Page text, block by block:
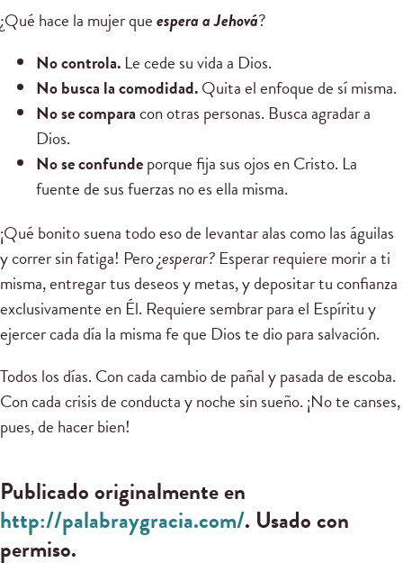
¿Qué hace la mujer queespera a Jehová?
No controla. Le cede su vida a Dios.
No busca la comodidad.Quita el enfoque de sí misma.
No se comparacon otras personas. Busca agradar a
Dios.
No se confundeporque fija sus ojos en Cristo. La
fuente de sus fuerzas no es ella misma.
¡Qué bonito suena todo eso de levantar alas como las águilas
y correr sin fatiga! Pero ¿esperar? Esperar requiere morir a ti
misma, entregar tus deseos y metas, y depositar tu confianza
exclusivamente en Él. Requiere sembrar para el Espíritu y
ejercer cada día la misma fe que Dios te dio para salvación.
Todos los días. Con cada cambio de pañal y pasada de escoba.
Con cada crisis de conducta y noche sin sueño. ¡No te canses,
pues, de hacer bien!
Publicado originalmente en
http://palabraygracia.com/. Usado con
permiso.